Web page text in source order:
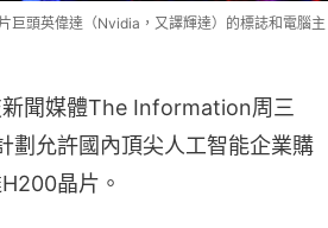
巨頭英偉達（Nvidia，又譯輝達）的標誌和電腦主
聞媒體The Information周三
劃允許國內頂尖人工智能企業購
晶片。